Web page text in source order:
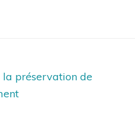
la préservation de